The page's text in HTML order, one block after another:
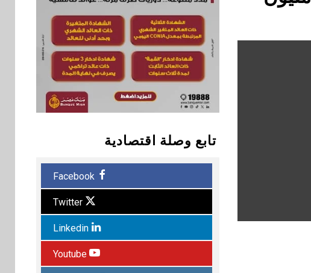
تابع وصلة اقتصادية
Facebook
Twitter
Linkedin
Youtube